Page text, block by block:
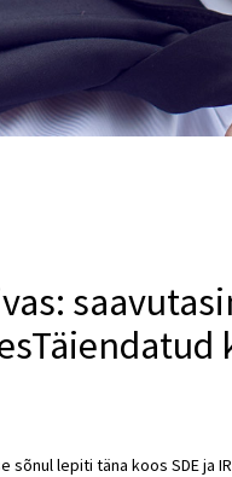
sõnul lepiti täna koos SDE ja